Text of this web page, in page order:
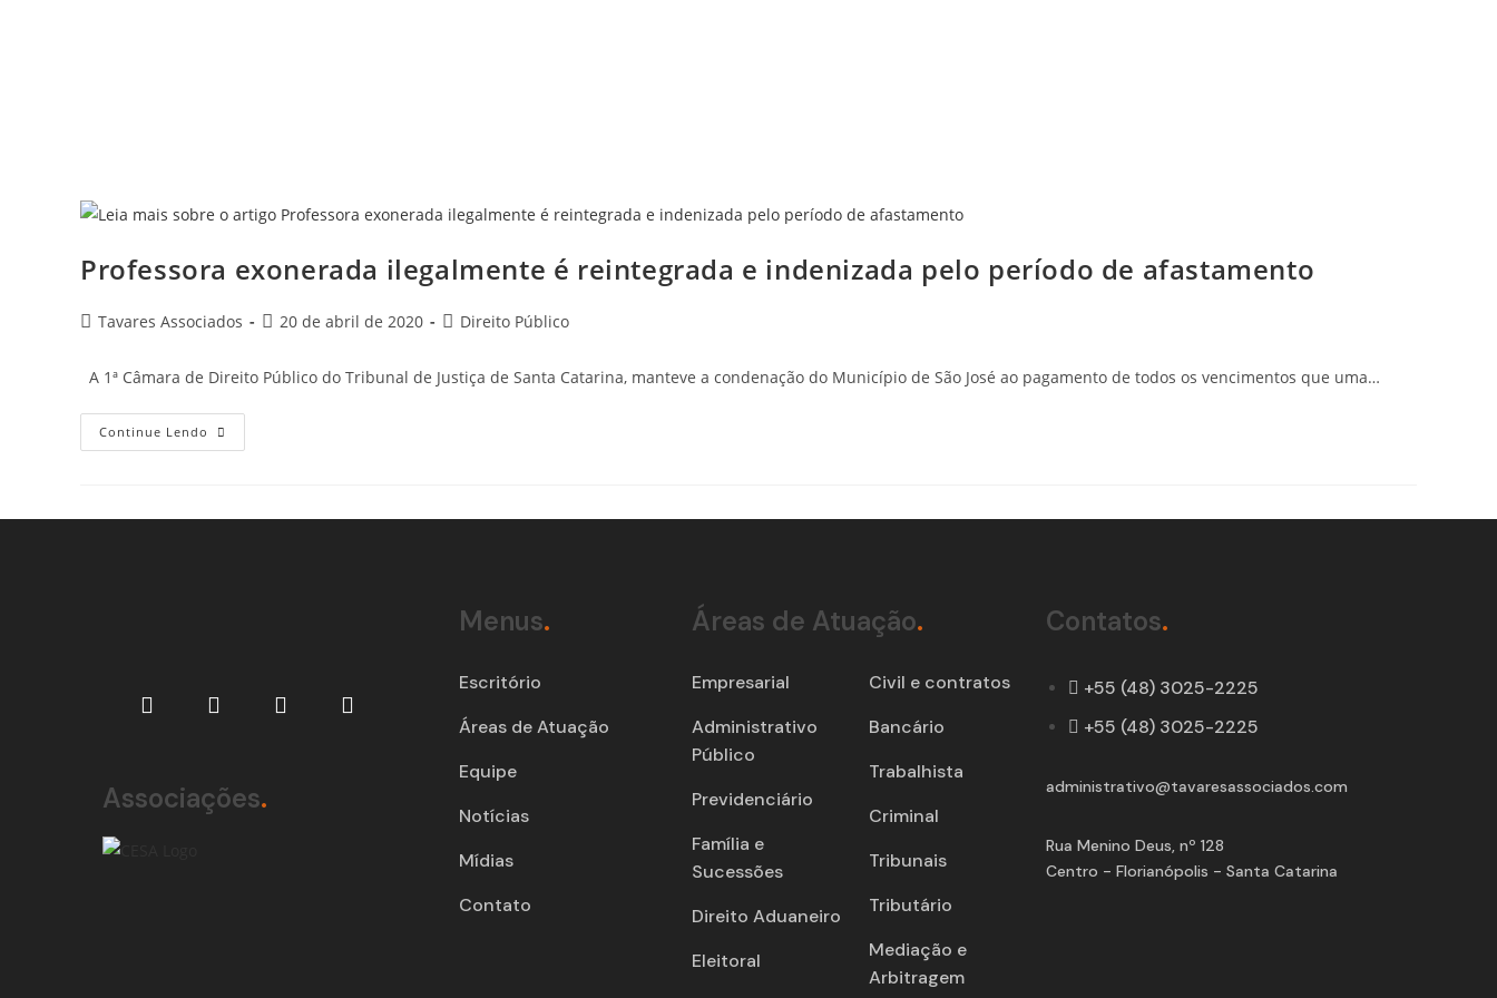
Professora exonerada ilegalmente é reintegrada e indenizada pelo período de afastamento
Tavares Associados 20 de abril de 2020 Direito Público
A 1ª Câmara de Direito Público do Tribunal de Justiça de Santa Catarina, manteve a condenação do Município de São José ao pagamento de todos os vencimentos que uma…
Continue Lendo
Associações.
Menus.
Escritório
Áreas de Atuação
Equipe
Notícias
Mídias
Contato
Áreas de Atuação.
Empresarial
Administrativo
Público
Previdenciário
Família e
Sucessões
Direito Aduaneiro
Eleitoral
Civil e contratos
Bancário
Trabalhista
Criminal
Tribunais
Tributário
Mediação e
Arbitragem
Contatos.
+55 (48) 3025-2225
+55 (48) 3025-2225
administrativo@tavaresassociados.com
Rua Menino Deus, nº 128
Centro - Florianópolis - Santa Catarina